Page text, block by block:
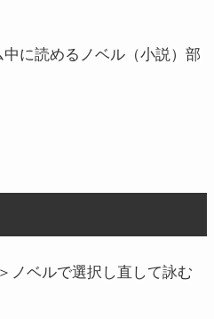
に読めるノベル（小説）部
ノベルで選択し直して詠む